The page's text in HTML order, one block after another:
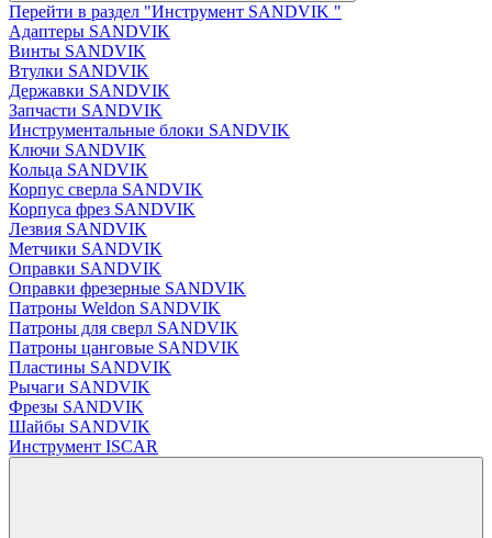
Перейти в раздел "Инструмент SANDVIK "
Адаптеры SANDVIK
Винты SANDVIK
Втулки SANDVIK
Державки SANDVIK
Запчасти SANDVIK
Инструментальные блоки SANDVIK
Ключи SANDVIK
Кольца SANDVIK
Корпус сверла SANDVIK
Корпуса фрез SANDVIK
Лезвия SANDVIK
Метчики SANDVIK
Оправки SANDVIK
Оправки фрезерные SANDVIK
Патроны Weldon SANDVIK
Патроны для сверл SANDVIK
Патроны цанговые SANDVIK
Пластины SANDVIK
Рычаги SANDVIK
Фрезы SANDVIK
Шайбы SANDVIK
Инструмент ISCAR